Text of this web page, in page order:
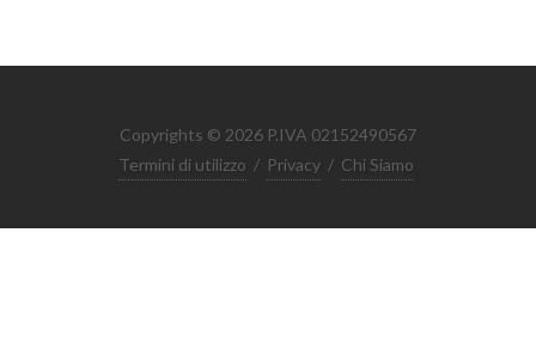
Copyrights © 2026 P.IVA 02152490567
Termini di utilizzo / Privacy / Chi Siamo